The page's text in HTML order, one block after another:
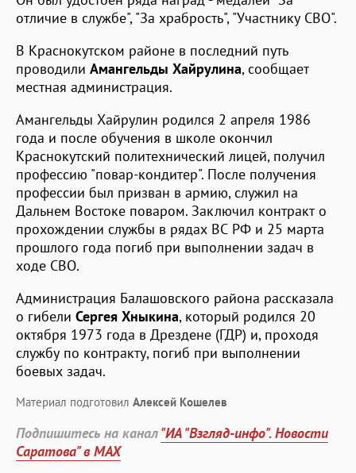
отличие в службе", "За храбрость", "Участнику СВО".
В Краснокутском районе в последний путь
проводили Амангельды Хайрулина, сообщает
местная администрация.
Амангельды Хайрулин родился 2 апреля 1986
года и после обучения в школе окончил
Краснокутский политехнический лицей, получил
профессию "повар-кондитер". После получения
профессии был призван в армию, служил на
Дальнем Востоке поваром. Заключил контракт о
прохождении службы в рядах ВС РФ и 25 марта
прошлого года погиб при выполнении задач в
ходе СВО.
Администрация Балашовского района рассказала
о гибели Сергея Хныкина, который родился 20
октября 1973 года в Дрездене (ГДР) и, проходя
службу по контракту, погиб при выполнении
боевых задач.
Материал подготовил Алексей Кошелев
Подпишитесь на канал"ИА "Взгляд-инфо". Новости
Саратова" в MAX